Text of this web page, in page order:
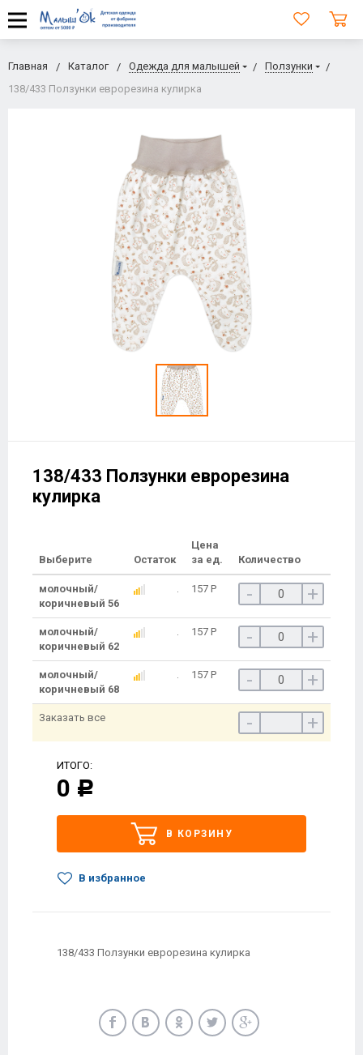
Главная Каталог Одежда для малышей
Ползунки
138/433 Ползунки еврорезина кулирка
138/433 Ползунки еврорезина
кулирка
Выберите Остаток
Цена
за ед.
Количество
молочный/
коричневый 56
157 Р - +
молочный/
коричневый 62
157 Р - +
молочный/
коричневый 68
157 Р - +
- +
ИТОГО:
0 Р
В КОРЗИНУ
В избранное
138/433 Ползунки еврорезина кулирка